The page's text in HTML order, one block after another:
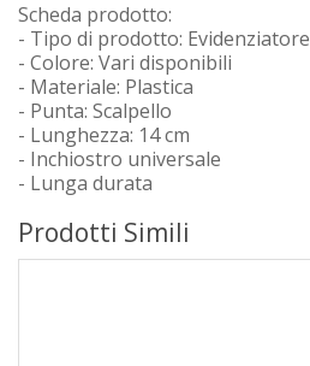
Scheda prodotto:
- Tipo di prodotto:
- Colore: Vari disponibili
- Materiale: Plastica
- Punta: Scalpello
- Lunghezza: 14 cm
- Inchiostro universale
- Lunga durata
Prodotti Simili